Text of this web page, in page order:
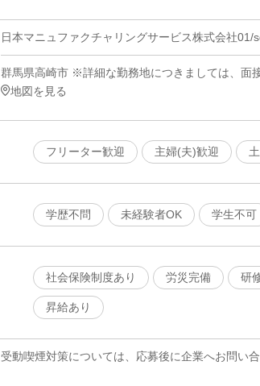
日本マニュファクチャリングサービス株式会社01/
群馬県高崎市 ※詳細な勤務地につきましては、面
地図を見る
フリーター歓迎
主婦(夫)歓迎
学歴不問
未経験者OK 学生不可
社会保険制度あり
労災完備 研
昇給あり
受動喫煙対策については、応募後に企業へお問い